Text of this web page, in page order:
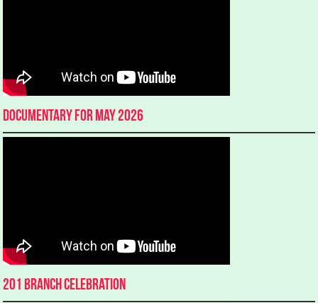
Documentary for May 2026
201 Branch Celebration